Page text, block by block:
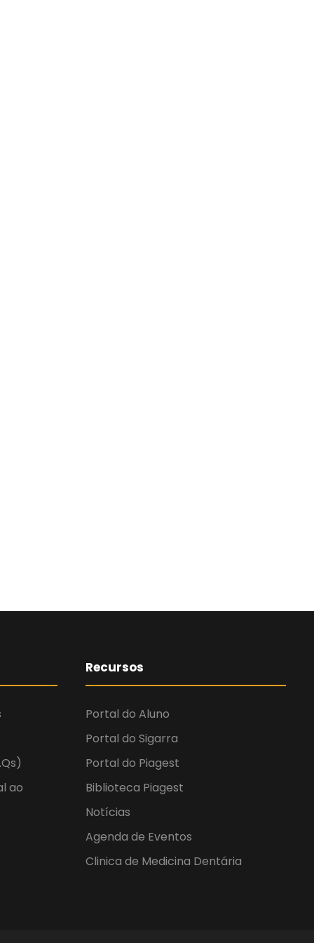
ao
Recursos
Portal do Aluno
Portal do Sigarra
Portal do Piagest
Biblioteca Piagest
Notícias
Agenda de Eventos
Clinica de Medicina Dentária